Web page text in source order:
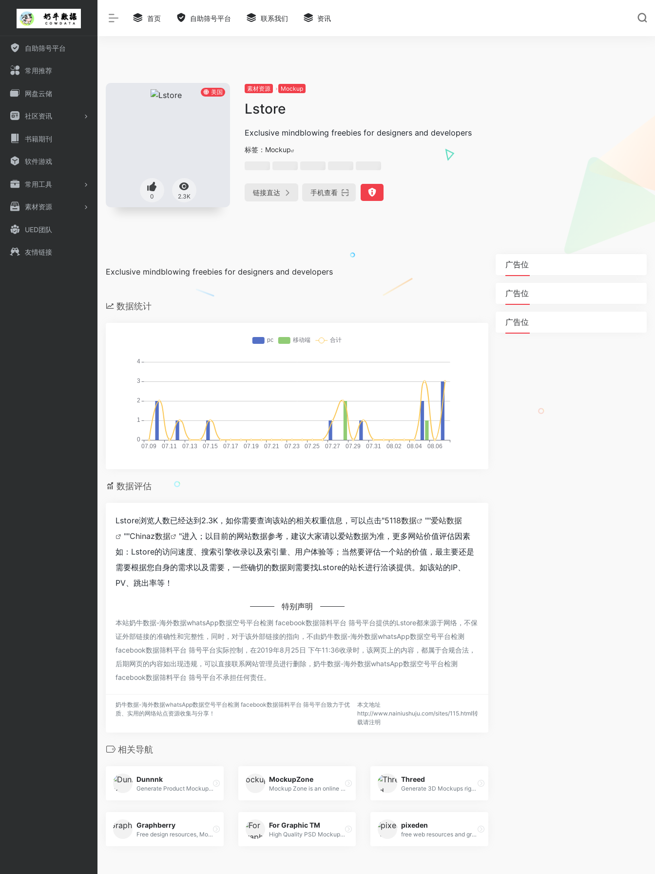
自助筛号平台
常用推荐
网盘云储
社区资讯
书籍期刊
软件游戏
常用工具
素材资源
UED团队
友情链接
首页 自助筛号平台 联系我们 资讯
美国
0 2.3K
素材资源 Mockup
Lstore
Exclusive mindblowing freebies for designers and developers
标签： Mockup
链接直达 手机查看
Exclusive mindblowing freebies for designers and developers
数据统计
数据评估
Lstore浏览人数已经达到2.3K，如你需要查询该站的相关权重信息，可以点击"5118数据 ""爱站数据
""Chinaz数据
"进入；以目前的网站数据参考，建议大家请以爱站数据为准，更多网站价值评估因素
如：Lstore的访问速度、搜索引擎收录以及索引量、用户体验等；当然要评估一个站的价值，最主要还是
需要根据您自身的需求以及需要，一些确切的数据则需要找Lstore的站长进行洽谈提供。如该站的IP、
PV、跳出率等！
特别声明
本站奶牛数据-海外数据whatsApp数据空号平台检测 facebook数据筛料平台 筛号平台提供的Lstore都来源于网络，不保
证外部链接的准确性和完整性，同时，对于该外部链接的指向，不由奶牛数据-海外数据whatsApp数据空号平台检测
facebook数据筛料平台 筛号平台实际控制，在2019年8月25日 下午11:36收录时，该网页上的内容，都属于合规合法，
后期网页的内容如出现违规，可以直接联系网站管理员进行删除，奶牛数据-海外数据whatsApp数据空号平台检测
facebook数据筛料平台 筛号平台不承担任何责任。
奶牛数据-海外数据whatsApp数据空号平台检测 facebook数据筛料平台 筛号平台致力于优
质、实用的网络站点资源收集与分享！
本文地址
http://www.nainiushuju.com/sites/115.html转
载请注明
相关导航
Dunnnk
Generate Product Mockups For Free
MockupZone
Mockup Zone is an online store where you can find free and premium PSD mockup files to show your designs in a professional way.
Threed
Generate 3D Mockups right in your Browser
Graphberry
Free design resources, Mockups, PSD web templates, Icons
For Graphic TM
High Quality PSD Mockups for Graphic Designers.
pixeden
free web resources and graphic design templates.
广告位
广告位
广告位